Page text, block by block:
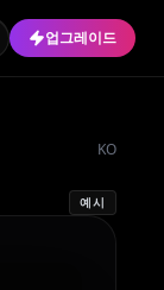
업그레이드
KO
예시